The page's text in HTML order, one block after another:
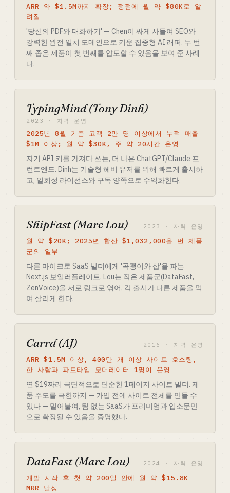
ARR 약 $1.5M까지 확장; 정점에 월 약 $80K로 알
려짐
'당신의 PDF와 대화하기' — Chen이 싸게 사들여 SEO와
강력한 완전 일치 도메인으로 키운 집중형 AI 래퍼. 두 번
째 좁은 제품이 첫 번째를 압도할 수 있음을 보여 준 사례
다.
TypingMind (Tony Dinh)
2023 · 자력 운영
2025년 8월 기준 고객 2만 명 이상에서 누적 매출
$1M 이상; 월 약 $30K, 주 약 20시간 운영
자기 API 키를 가져다 쓰는, 더 나은 ChatGPT/Claude 프
런트엔드. Dinh는 기술형 헤비 유저를 위해 빠르게 출시하
고, 일회성 라이선스와 구독 양쪽으로 수익화한다.
ShipFast (Marc Lou) 2023 · 자력 운영
월 약 $20K; 2025년 합산 $1,032,000을 번 제품
군의 일부
다른 마이크로 SaaS 빌더에게 '곡괭이와 삽'을 파는
Next.js 보일러플레이트. Lou는 작은 제품군(DataFast,
ZenVoice)을 서로 링크로 엮어, 각 출시가 다른 제품을 먹
여 살리게 한다.
Carrd (AJ) 2016 · 자력 운영
ARR $1.5M 이상, 400만 개 이상 사이트 호스팅,
한 사람과 파트타임 모더레이터 1명이 운영
연 $19짜리 극단적으로 단순한 1페이지 사이트 빌더. 제
품 주도를 극한까지 — 가입 전에 사이트 전체를 만들 수
있다 — 밀어붙여, 팀 없는 SaaS가 프리미엄과 입소문만
으로 확장될 수 있음을 증명했다.
DataFast (Marc Lou) 2024 · 자력 운영
개발 시작 후 첫 약 200일 안에 월 약 $15.8K
MRR 달성